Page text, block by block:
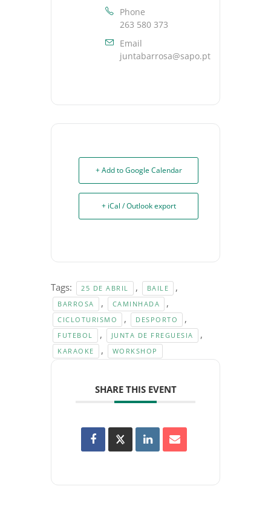
Phone
263 580 373
Email
juntabarrosa@sapo.pt
+ Add to Google Calendar
+ iCal / Outlook export
Tags: 25 DE ABRIL , BAILE ,
BARROSA , CAMINHADA ,
CICLOTURISMO , DESPORTO ,
FUTEBOL , JUNTA DE FREGUESIA ,
KARAOKE , WORKSHOP
SHARE THIS EVENT